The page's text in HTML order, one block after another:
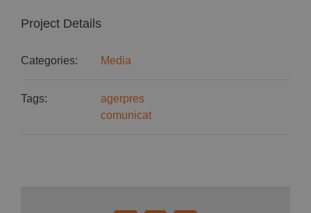
Project Details
Categories: Media
Tags:
agerpres
comunicat